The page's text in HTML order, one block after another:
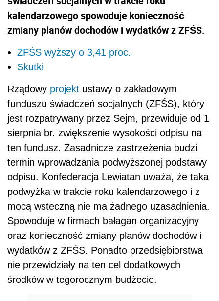
kalendarzowego spowoduje konieczność
zmiany planów dochodów i wydatków z ZFŚS.
ZFŚS wyższy o 3,41 proc.
Skutki
Rządowy projekt ustawy o zakładowym
funduszu świadczeń socjalnych (ZFŚS), który
jest rozpatrywany przez Sejm, przewiduje od 1
sierpnia br. zwiększenie wysokości odpisu na
ten fundusz. Zasadnicze zastrzeżenia budzi
termin wprowadzania podwyższonej podstawy
odpisu. Konfederacja Lewiatan uważa, że taka
podwyżka w trakcie roku kalendarzowego i z
mocą wsteczną nie ma żadnego uzasadnienia.
Spowoduje w firmach bałagan organizacyjny
oraz konieczność zmiany planów dochodów i
wydatków z ZFŚS. Ponadto przedsiębiorstwa
nie przewidziały na ten cel dodatkowych
środków w tegorocznym budżecie.